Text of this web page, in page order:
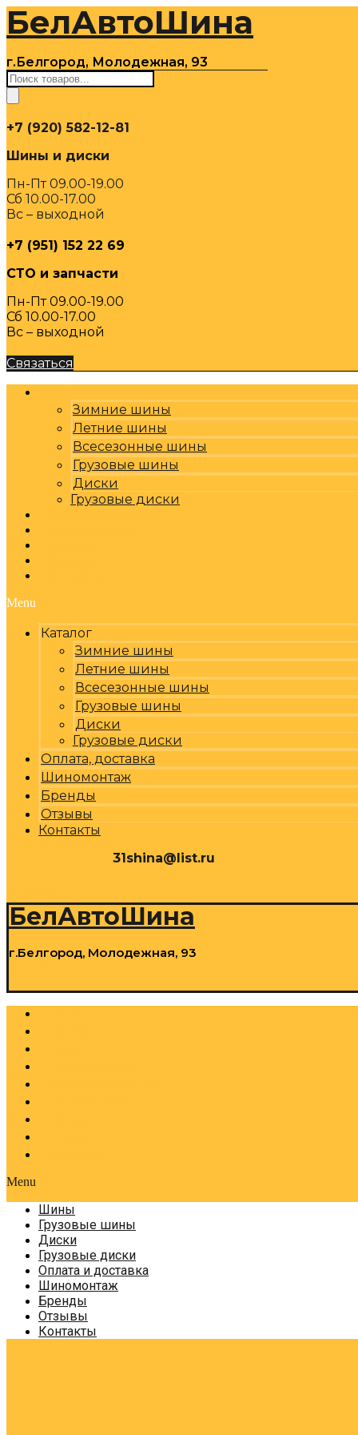
Перейти
содержимому
БелАвтоШина
г.Белгород, Молодежная, 93
Поиск
товаров
+7 (920) 582-12-81
Шины и диски
Пн-Пт 09.00-19.00
Сб 10.00-17.00
Вс – выходной
+7 (951) 152 22 69
СТО и запчасти
Пн-Пт 09.00-19.00
Сб 10.00-17.00
Вс – выходной
Связаться
Зимние шины
Летние шины
Всесезонные шины
Грузовые шины
Диски
Грузовые диски
Menu
Каталог
Зимние шины
Летние шины
Всесезонные шины
Грузовые шины
Диски
Грузовые диски
Оплата, доставка
Шиномонтаж
Бренды
Отзывы
Контакты
31shina@list.ru
БелАвтоШина
г.Белгород, Молодежная, 93
Menu
Шины
Грузовые шины
Диски
Грузовые диски
Оплата и доставка
Шиномонтаж
Бренды
Отзывы
Контакты